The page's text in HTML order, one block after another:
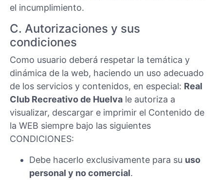
el incumplimiento.
C. Autorizaciones y sus
condiciones
Como usuario deberá respetar la temática y
dinámica de la web, haciendo un uso adecuado
de los servicios y contenidos, en especial: Real
Club Recreativo de Huelva le autoriza a
visualizar, descargar e imprimir el Contenido de
la WEB siempre bajo las siguientes
CONDICIONES:
Debe hacerlo exclusivamente para su uso
personal y no comercial.